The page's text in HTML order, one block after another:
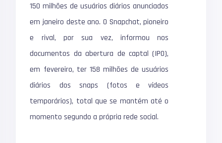
150 milhões de usuários diários anunciados
em janeiro deste ano. O Snapchat, pioneiro
e rival, por sua vez, informou nos
documentos da abertura de captal (IPO),
em fevereiro, ter 158 milhões de usuários
diários dos snaps (fotos e vídeos
temporários), total que se mantém até o
momento segundo a própria rede social.